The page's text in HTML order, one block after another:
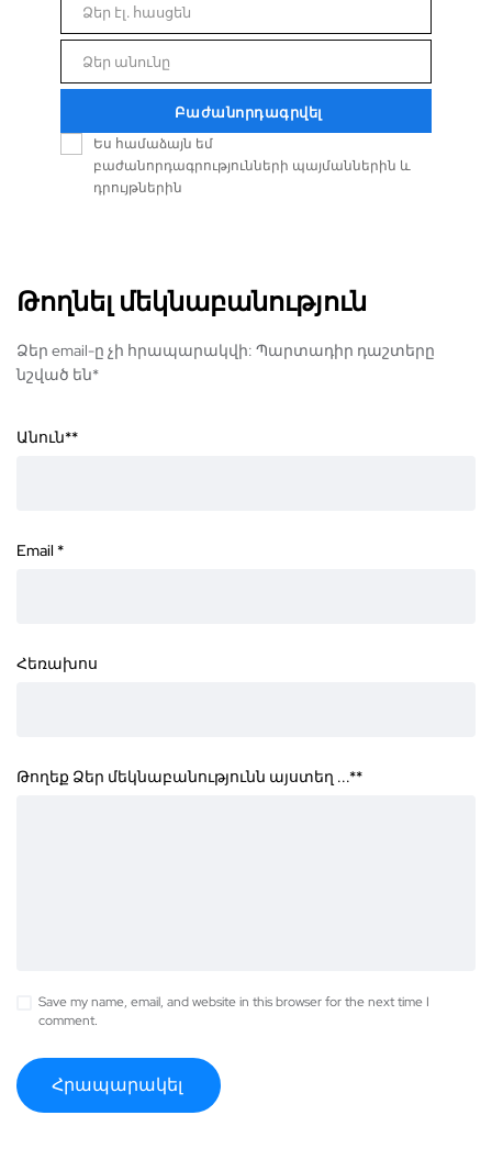
Email
Ձեր էլ. հասցեն
Անուն
Ձեր անունը
Բաժանորդագրվել
Ես համաձայն եմ
բաժանորդագրությունների պայմաններին և
դրույթներին
Թողնել մեկնաբանություն
Ձեր email-ը չի հրապարակվի: Պարտադիր դաշտերը
նշված են*
Անուն**
Email *
Հեռախոս
Թողեք Ձեր մեկնաբանությունն այստեղ ...**
Save my name, email, and website in this browser for the next time I
comment.